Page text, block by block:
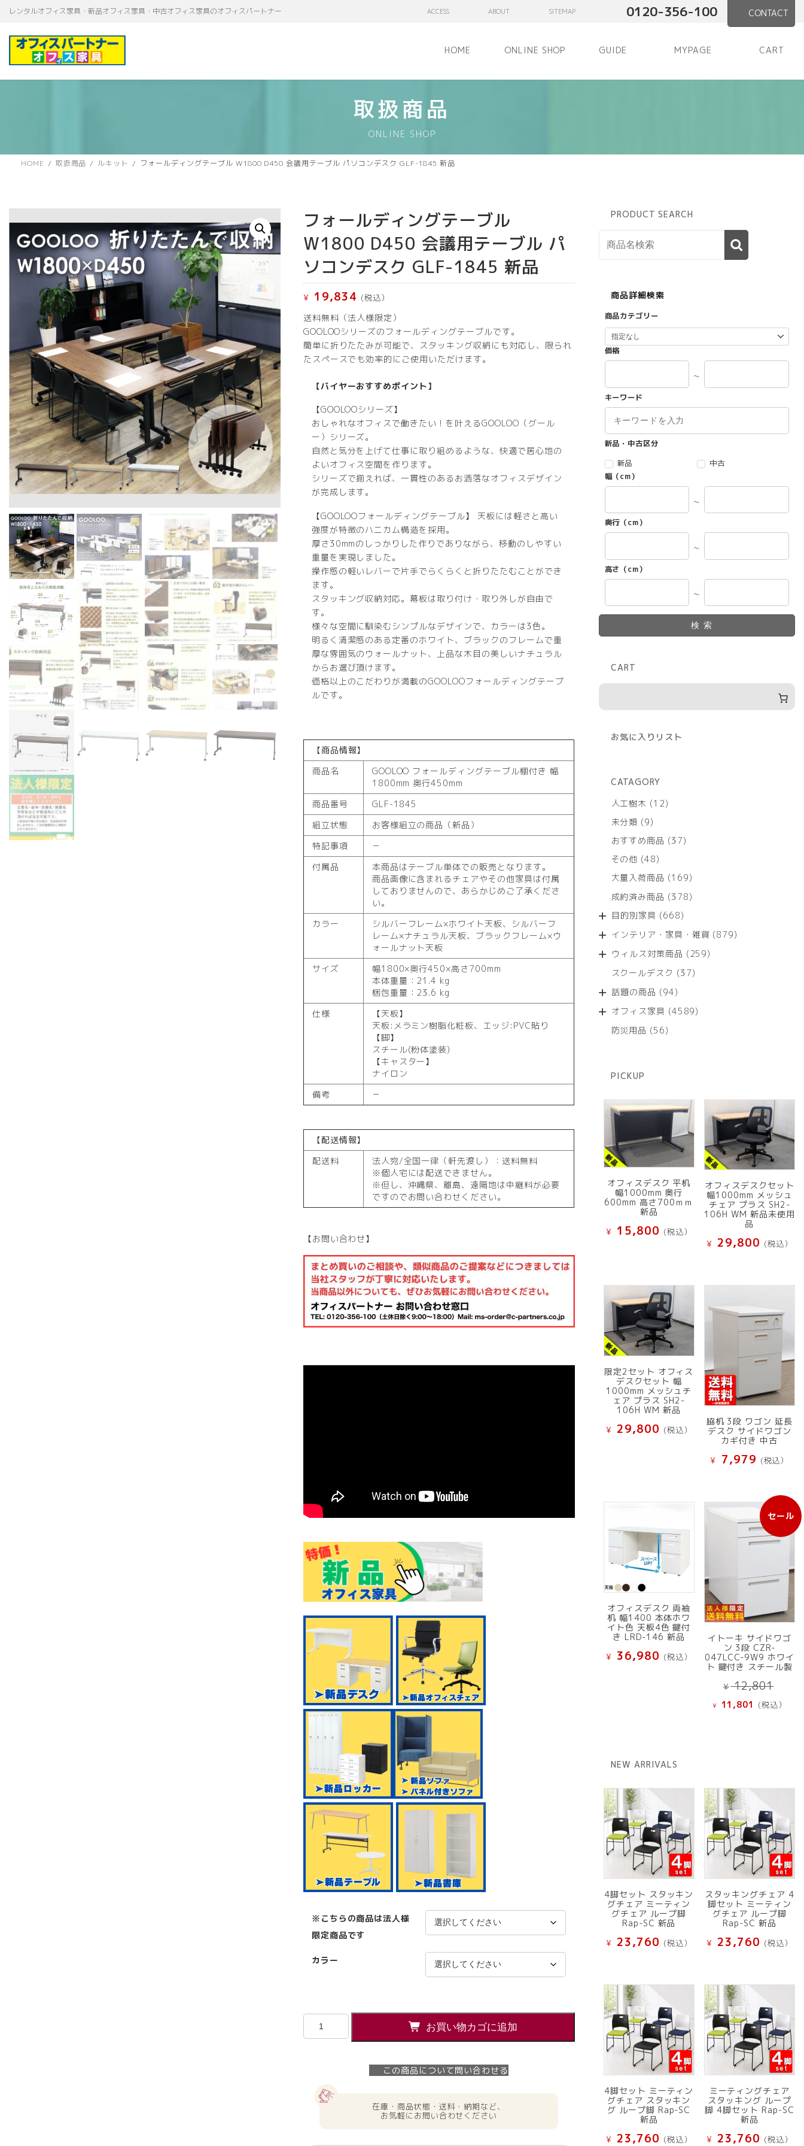
テ
ゲ
レンタルオフィス家具・新品オフィス家具・中古オフィス家具のオフィスパートナー ACCESS ABOUT SITEMAP 0120-356-100 CONTACT
HOME ONLINE SHOP GUIDE MYPAGE CART
取扱商品
ONLINE SHOP
HOME 取扱商品 ルキット フォールディングテーブル W1800 D450 会議用テーブル パソコンデスク GLF-1845 新品
フォールディングテーブル
W1800 D450 会議用テーブル パ
ソコンデスク GLF-1845 新品
¥ 19,834 (税込）
送料無料（法人様限定）
GOOLOOシリーズのフォールディングテーブルです。
簡単に折りたたみが可能で、スタッキング収納にも対応し、限られ
たスペースでも効率的にご使用いただけます。
【バイヤーおすすめポイント】
【GOOLOOシリーズ】
おしゃれなオフィスで働きたい！を叶えるGOOLOO（グール
ー）シリーズ。
自然と気分を上げて仕事に取り組めるような、快適で居心地の
よいオフィス空間を作ります。
シリーズで揃えれば、一貫性のあるお洒落なオフィスデザイン
が完成します。
【GOOLOOフォールディングテーブル】 天板には軽さと高い
強度が特徴のハニカム構造を採用。
厚さ30mmのしっかりした作りでありながら、移動のしやすい
重量を実現しました。
操作感の軽いレバーで片手でらくらくと折りたたむことができ
ます。
スタッキング収納対応。幕板は取り付け・取り外しが自由で
す。
様々な空間に馴染むシンプルなデザインで、カラーは3色。
明るく清潔感のある定番のホワイト、ブラックのフレームで重
厚な雰囲気のウォールナット、上品な木目の美しいナチュラル
からお選び頂けます。
価格以上のこだわりが満載のGOOLOOフォールディングテーブ
ルです。
【商品情報】
商品名
GOOLOO フォールディングテーブル棚付き 幅
1800mm 奥行450mm
商品番号
GLF-1845
組立状態
お客様組立の商品（新品）
特記事項
－
付属品
本商品はテーブル単体での販売となります。
商品画像に含まれるチェアやその他家具は付属
しておりませんので、あらかじめご了承くださ
い。
カラー
シルバーフレーム×ホワイト天板、シルバーフ
レーム×ナチュラル天板、ブラックフレーム×ウ
ォールナット天板
サイズ
幅1800×奥行450×高さ700mm
本体重量：21.4 kg
梱包重量：23.6 kg
仕様
【天板】
天板:メラミン樹脂化粧板、エッジ:PVC貼り
【脚】
スチール(粉体塗装)
【キャスター】
ナイロン
備考
－
【配送情報】
配送料
法人宛/全国一律（軒先渡し）：送料無料
※個人宅には配送できません。
※但し、沖縄県、離島、遠隔地は中継料が必要
ですのでお問い合わせください。
【お問い合わせ】
※こちらの商品は法人様
限定商品です
カラー
フ
お買い物カゴに追加
この商品について問い合わせる
在庫・商品状態・送料・納期など、
お気軽にお問い合わせください
PRODUCT SEARCH
商品詳細検索
商品カテゴリー
価格
～
キーワード
新品・中古区分
新品
中古
幅（cm）
～
奥行（cm）
～
高さ（cm）
～
検索
CART
お気に入りリスト
CATAGORY
人工樹木
1212
商
未分類 99
の
商
おすすめ商品 3737
商
その他 4848
の
商
大量入荷商品 169169
の
成約済み商品 378378
商
目的別家具 668668
の
商
インテリア・家具・雑貨 879879
ウィルス対策商品 259259
スクールデスク 3737
商
話題の商品 9494
の
オフィス家具 45894589
防災用品 5656
PICKUP
オフィスデスク 平机
幅1000mm 奥行
600mm 高さ700ｍｍ
新品
¥ 15,800 (税込）
オフィスデスクセット
幅1000mm メッシュ
チェア プラス SH2-
106H WM 新品未使用
品
¥ 29,800 (税込）
限定2セット オフィス
デスクセット 幅
1000mm メッシュチ
ェア プラス SH2-
106H WM 新品
¥ 29,800 (税込）
脇机 3段 ワゴン 延長
デスク サイドワゴン
カギ付き 中古
¥ 7,979 (税込）
オフィスデスク 両袖
机 幅1400 本体ホワ
イト色 天板4色 鍵付
き LRD-146 新品
¥ 36,980 (税込）
セール
販
売
中
品
イトーキ サイドワゴ
ン 3段 CZR-
047LCC-9W9 ホワイ
ト 鍵付き スチール製
¥12,801
の
価
¥ 11,801 現
で
す。
(税込）
NEW ARRIVALS
4脚セット スタッキン
グチェア ミーティン
グチェア ループ脚
Rap-SC 新品
¥ 23,760 (税込）
スタッキングチェア 4
脚セット ミーティン
グチェア ループ脚
Rap-SC 新品
¥ 23,760 (税込）
4脚セット ミーティン
グチェア スタッキン
グ ループ脚 Rap-SC
新品
¥ 23,760 (税込）
ミーティングチェア
スタッキング ループ
脚 4脚セット Rap-SC
新品
¥ 23,760 (税込）